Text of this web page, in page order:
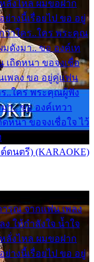
ลั่งไหล ผมขอฝาก
ย่างนี้เรื่อยไป ขอ อยู่
ว่าใคร..ใคร พระคุณ
ดังมา.. ขอ องค์เท
ถิดหนา ขอจงเชื่อ
เพลง ขอ อยู่คู่แฟน
ร..ใคร พระคุณผู้ฟัง
า.. ขอ องค์เทวา
หนา ขอจงเชื่อใจ ไว้
ดนตรี) (KARAOKE)
รุณ จากแฟน เพลง
ง ให้กำลังใจ น้ำใจ
ลั่งไหล ผมขอฝาก
ย่างนี้เรื่อยไป ขอ อยู่